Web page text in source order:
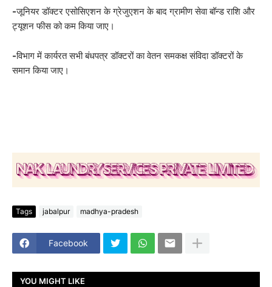
-जूनियर डॉक्टर एसोसिएशन के ग्रेजुएशन के बाद ग्रामीण सेवा बॉन्ड राशि और
ट्यूशन फीस को कम किया जाए।
-विभाग में कार्यरत सभी बंधपत्र डॉक्टरों का वेतन समकक्ष संविदा डॉक्टरों के
समान किया जाए।
Tags jabalpur madhya-pradesh
Facebook
YOU MIGHT LIKE